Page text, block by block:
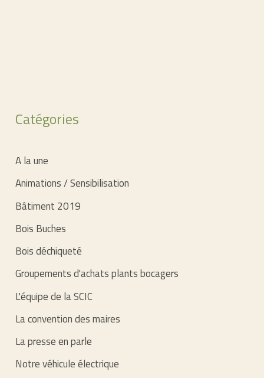
Catégories
A la une
Animations / Sensibilisation
Bâtiment 2019
Bois Buches
Bois déchiqueté
Groupements d'achats plants bocagers
L'équipe de la SCIC
La convention des maires
La presse en parle
Notre véhicule électrique